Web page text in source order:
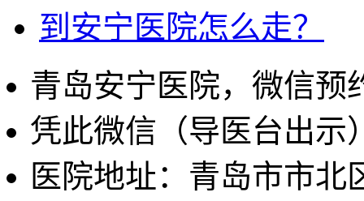
到安宁医院怎么走？
青岛安宁医院，微信预
凭此微信（导医台出示
医院地址：青岛市市北